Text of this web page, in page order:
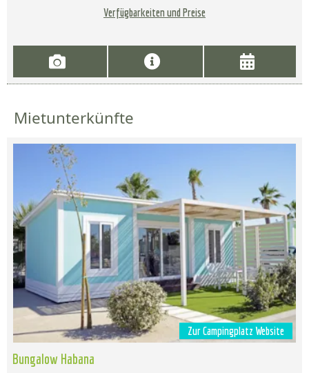
Verfügbarkeiten und Preise
Mietunterkünfte
Zur Campingplatz Website
Bungalow Habana